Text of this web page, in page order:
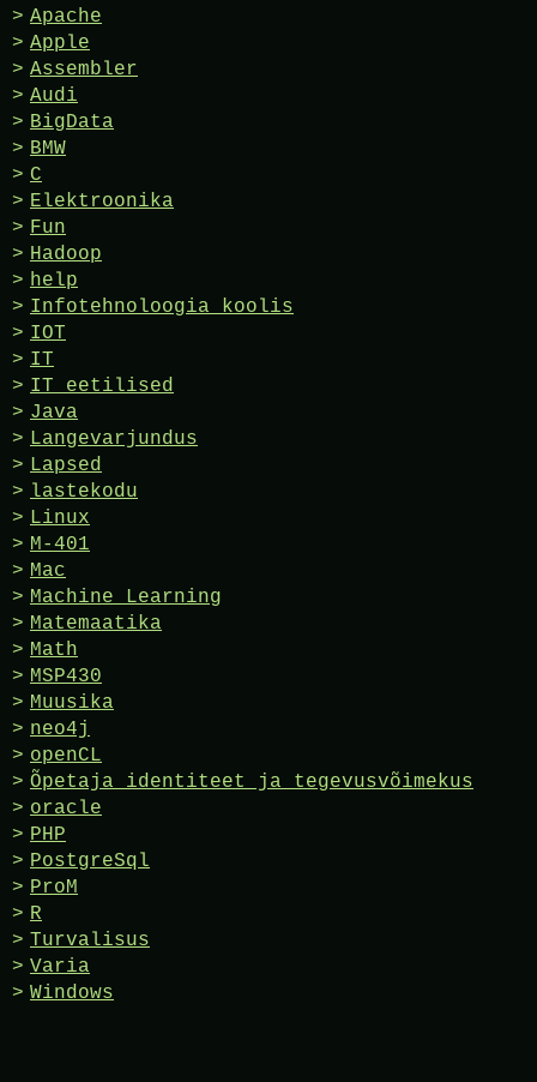
Apache
Apple
Assembler
Audi
BigData
BMW
C
Elektroonika
Fun
Hadoop
help
Infotehnoloogia koolis
IOT
IT
IT eetilised
Java
Langevarjundus
Lapsed
lastekodu
Linux
M-401
Mac
Machine Learning
Matemaatika
Math
MSP430
Muusika
neo4j
openCL
Õpetaja identiteet ja tegevusvõimekus
oracle
PHP
PostgreSql
ProM
R
Turvalisus
Varia
Windows